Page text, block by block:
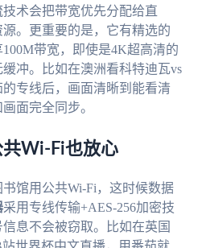
术会把带宽优先分配给直
。更重要的是，它有精选的
带宽，即使是4K超高清的
冲。比如在澳洲看科特迪瓦vs
专线后，画面清晰到能看清
面完全同步。
Wi-Fi也放心
馆用公共Wi-Fi，这时候数据
采用专线传输+AES-256加密技
息不会被窃取。比如在英国